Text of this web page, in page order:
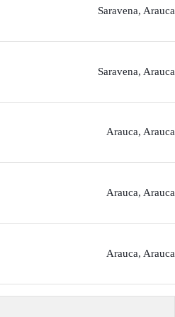
Saravena, Arauca
Saravena, Arauca
Arauca, Arauca
Arauca, Arauca
Arauca, Arauca